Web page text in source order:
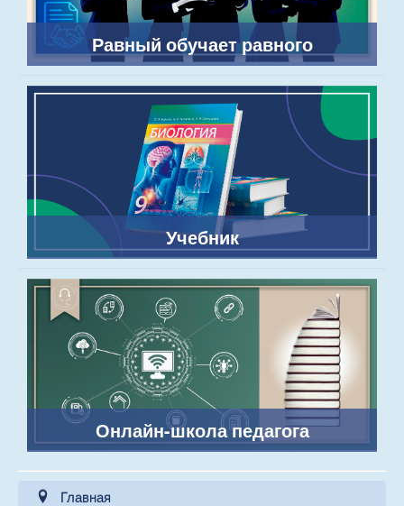
Равный обучает равного
Учебник
Онлайн-школа педагога
Главная